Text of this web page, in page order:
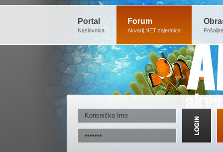
Portal
Naslovnica
Forum
Akvarij.NET zajednica